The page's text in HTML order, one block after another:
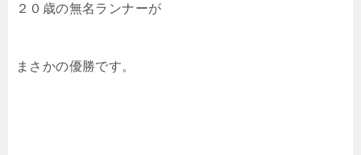
２０歳の無名ランナーが
まさかの優勝です。